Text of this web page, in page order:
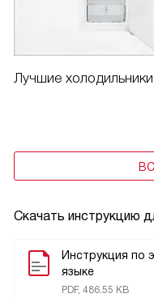
Скачать инструкцию
Инструкция по
языке
PDF, 486.55 KB
Лучшие